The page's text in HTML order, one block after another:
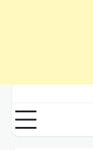
content